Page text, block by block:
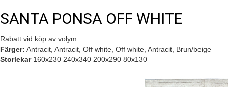
SANTA PONSA OFF WHITE
Rabatt vid köp av volym
Färger: Antracit, Antracit, Off white, Off white, Antracit, Brun/beige
Storlekar160x230 240x340 200x290 80x130